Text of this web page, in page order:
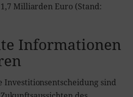
Milliarden Euro (Stand:
Informationen
Investitionsentscheidung sind